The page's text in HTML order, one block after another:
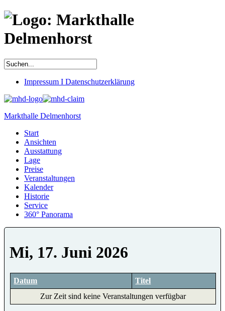
Impressum I Datenschutzerklärung
Markthalle Delmenhorst
Start
Ansichten
Ausstattung
Lage
Preise
Veranstaltungen
Kalender
Historie
Service
360° Panorama
Mi, 17. Juni 2026
Datum
Titel
Zur Zeit sind keine Veranstaltungen verfügbar